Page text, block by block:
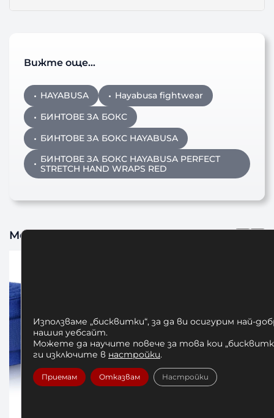
Вижте още…
HAYABUSA
Hayabusa fightwear
БИНТОВЕ ЗА БОКС
БИНТОВЕ ЗА БОКС HAYABUSA
БИНТОВЕ ЗА БОКС HAYABUSA PERFECT
STRETCH HAND WRAPS RED
Може да харесате също
Използваме „бисквитки“, за да ви осигурим най-
нашия уебсайт.
Можете да научите повече за това кои
ги изключите в настройки.
Приемам Отказвам Настройки